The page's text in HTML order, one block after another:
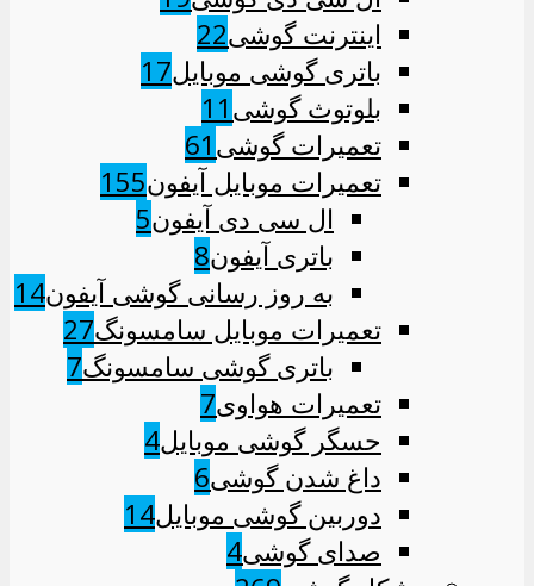
اینترنت گوشی22
باتری گوشی موبایل17
بلوتوث گوشی11
تعمیرات گوشی61
تعمیرات موبایل آیفون155
ال سی دی آیفون5
باتری آیفون8
به روز رسانی گوشی آیفون14
تعمیرات موبایل سامسونگ27
باتری گوشی سامسونگ7
تعمیرات هواوی7
حسگر گوشی موبایل4
داغ شدن گوشی6
دوربین گوشی موبایل14
صدای گوشی4